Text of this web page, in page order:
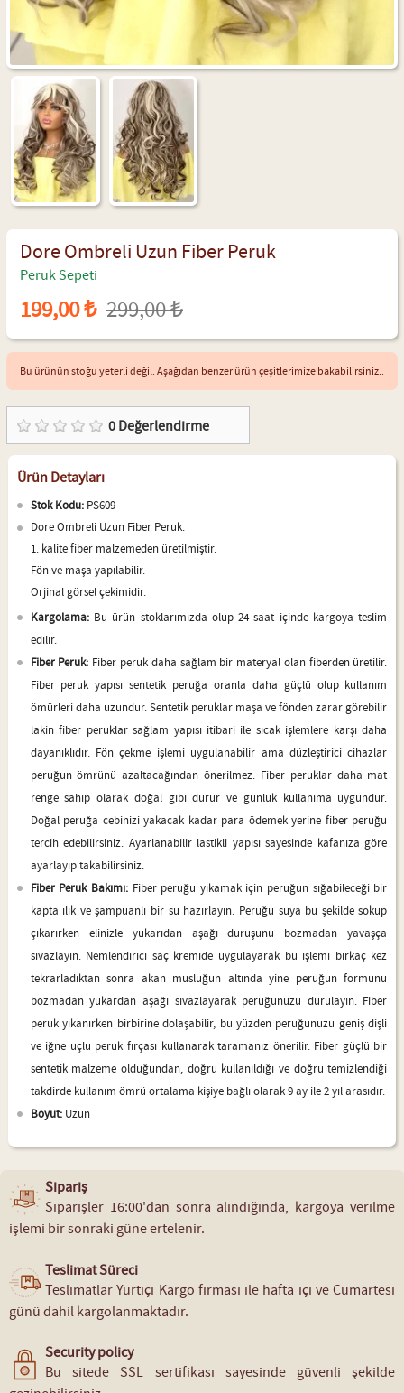
Dore Ombreli Uzun Fiber Peruk
Peruk Sepeti
199,00 ₺ 299,00 ₺
Bu ürünün stoğu yeterli değil. Aşağıdan benzer ürün çeşitlerimize bakabilirsiniz..
0Değerlendirme
Ürün Detayları
Stok Kodu:PS609
Dore Ombreli Uzun Fiber Peruk.
1. kalite fiber malzemeden üretilmiştir.
Fön ve maşa yapılabilir.
Orjinal görsel çekimidir.
Kargolama: Bu ürün stoklarımızda olup 24 saat içinde kargoya teslim
edilir.
Fiber Peruk: Fiber peruk daha sağlam bir materyal olan fiberden üretilir.
Fiber peruk yapısı sentetik peruğa oranla daha güçlü olup kullanım
ömürleri daha uzundur. Sentetik peruklar maşa ve fönden zarar görebilir
lakin fiber peruklar sağlam yapısı itibari ile sıcak işlemlere karşı daha
dayanıklıdır. Fön çekme işlemi uygulanabilir ama düzleştirici cihazlar
peruğun ömrünü azaltacağından önerilmez. Fiber peruklar daha mat
renge sahip olarak doğal gibi durur ve günlük kullanıma uygundur.
Doğal peruğa cebinizi yakacak kadar para ödemek yerine fiber peruğu
tercih edebilirsiniz. Ayarlanabilir lastikli yapısı sayesinde kafanıza göre
ayarlayıp takabilirsiniz.
Fiber Peruk Bakımı: Fiber peruğu yıkamak için peruğun sığabileceği bir
kapta ılık ve şampuanlı bir su hazırlayın. Peruğu suya bu şekilde sokup
çıkarırken elinizle yukarıdan aşağı duruşunu bozmadan yavaşça
sıvazlayın. Nemlendirici saç kremide uygulayarak bu işlemi birkaç kez
tekrarladıktan sonra akan musluğun altında yine peruğun formunu
bozmadan yukardan aşağı sıvazlayarak peruğunuzu durulayın. Fiber
peruk yıkanırken birbirine dolaşabilir, bu yüzden peruğunuzu geniş dişli
ve iğne uçlu peruk fırçası kullanarak taramanız önerilir. Fiber güçlü bir
sentetik malzeme olduğundan, doğru kullanıldığı ve doğru temizlendiği
takdirde kullanım ömrü ortalama kişiye bağlı olarak 9 ay ile 2 yıl arasıdır.
Boyut: Uzun
Sipariş
Siparişler 16:00'dan sonra alındığında, kargoya verilme
işlemi bir sonraki güne ertelenir.
Teslimat Süreci
Teslimatlar Yurtiçi Kargo firması ile hafta içi ve Cumartesi
günü dahil kargolanmaktadır.
Security policy
Bu sitede SSL sertifikası sayesinde güvenli şekilde